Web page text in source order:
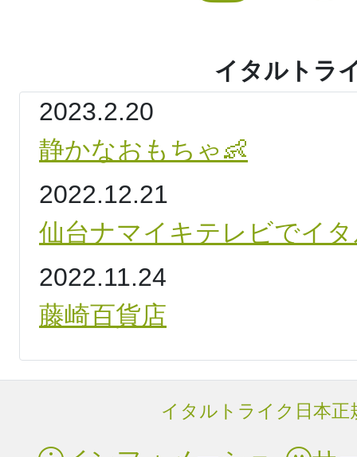
イタルトラ
2023.2.20
静かなおもちゃ👶
2022.12.21
仙台ナマイキテレビでイ
2022.11.24
藤崎百貨店
イタルトライク日本